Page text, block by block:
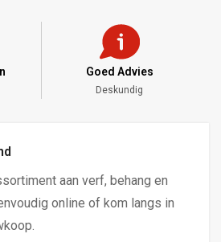
Goed Advies
Deskundig
aan verf, behang en
online of kom langs in